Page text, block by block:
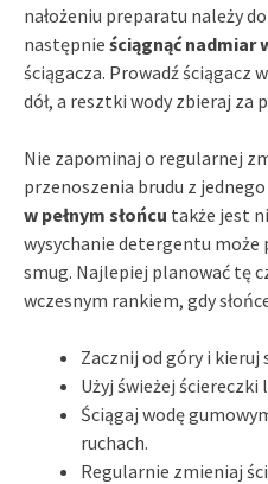
nałożeniu preparatu należy
następnie ściągnąć nadmiar
ściągacza. Prowadź ściągacz
dół, a resztki wody zbieraj za
Nie zapominaj o regularnej
przenoszenia brudu z
w pełnym słońcu także jest
wysychanie detergentu
smug. Najlepiej planować tę
wczesnym rankiem, gdy
Zacznij od góry i kieruj
Użyj świeżej ściereczki
Ściągaj wodę
ruchach.
Regularnie zmieniaj